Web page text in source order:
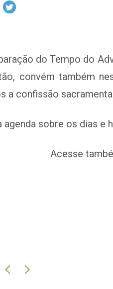
do Tempo do
convém também
a confissão
agenda sobre os dias e
Acesse